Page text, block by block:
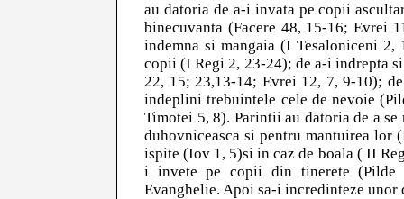
au datoria de a-i invata pe copii
binecuvanta (Facere 48, 15-16; Evrei
indemna si mangaia (I Tesaloniceni
copii (I Regi 2, 23-24); de a-i indrepta
22, 15; 23,13-14; Evrei 12, 7, 9-10);
indeplini trebuintele cele de nevoie
Timotei 5, 8). Parintii au datoria de a
duhovniceasca si pentru mantuirea lor
ispite (Iov 1, 5)si in caz de boala ( II
i invete pe copii din tinerete (Pilde
Evanghelie. Apoi sa-i incredinteze